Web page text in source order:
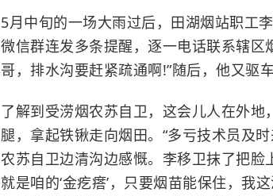
5月中旬的一场大雨过后，田湖烟站职工
微信群连发多条提醒，逐一电话联系辖区
哥，排水沟要赶紧疏通啊!”随后，他又驱
了解到受涝烟农苏自卫，这会儿人在外
腿，拿起铁锹走向烟田。“多亏技术员及
农苏自卫边清沟边感慨。李移卫抹了把脸
就是咱的‘金疙瘩’，只要烟苗能保住，我